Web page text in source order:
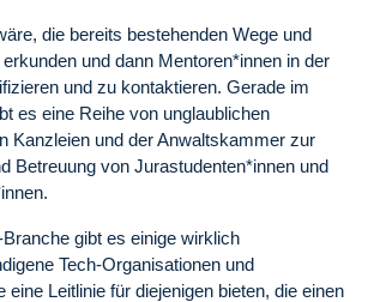
die bereits bestehenden Wege und
und dann Mentoren*innen in der
und zu kontaktieren. Gerade im
es eine Reihe von unglaublichen
Kanzleien und der Anwaltskammer zur
Betreuung von Jurastudenten*innen und
gibt es einige wirklich
Tech-Organisationen und
eine Leitlinie für diejenigen bieten, die einen